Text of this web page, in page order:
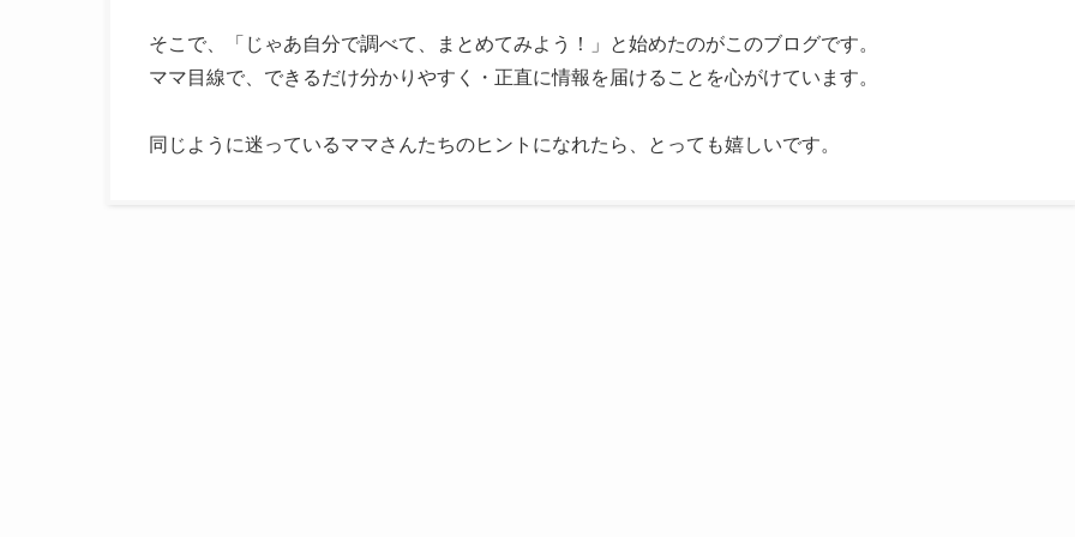
そこで、「じゃあ自分で調べて、まとめてみよう！」と始めたのがこのブログです。
ママ目線で、できるだけ分かりやすく・正直に情報を届けることを心がけています。
同じように迷っているママさんたちのヒントになれたら、とっても嬉しいです。